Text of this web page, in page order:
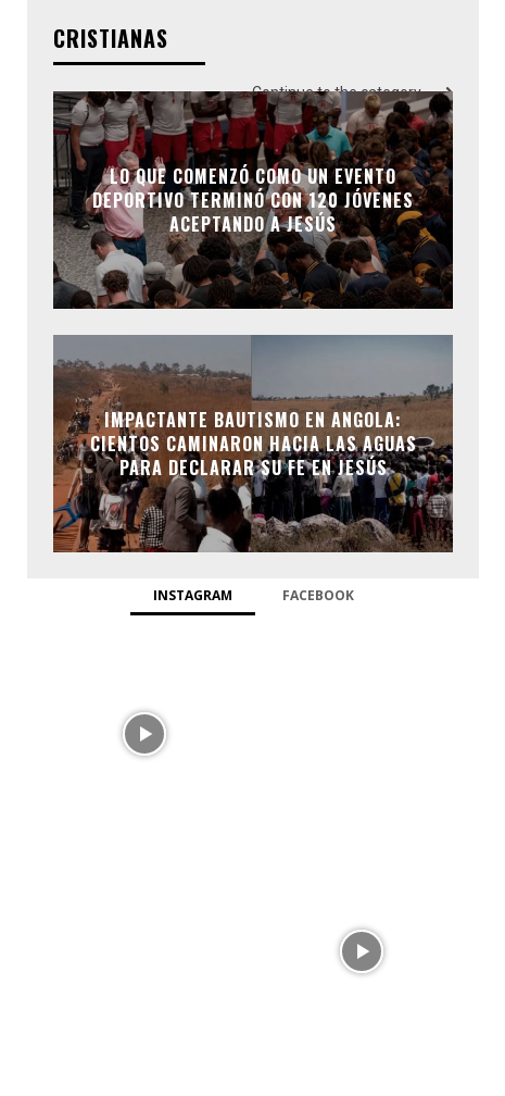
CRISTIANAS
Continue to the category
LO QUE COMENZÓ COMO UN EVENTO
DEPORTIVO TERMINÓ CON 120 JÓVENES
ACEPTANDO A JESÚS
IMPACTANTE BAUTISMO EN ANGOLA:
CIENTOS CAMINARON HACIA LAS AGUAS
PARA DECLARAR SU FE EN JESÚS
INSTAGRAM FACEBOOK